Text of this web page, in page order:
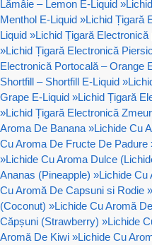
Lămâie – Lemon E-Liquid »
Menthol E-Liquid »Lichid Țigară
Liquid »Lichid Țigară
»Lichid Țigară Electronică
Electronică Portocală – Orange
Shortfill – Shortfill E-Liquid »
Grape E-Liquid »Lichid Țigară
»Lichid Țigară Electronică
Aroma De Banana »Lichide Cu
Cu Aroma De Fructe De Padure
»Lichide Cu Aroma Dulce
Ananas (Pineapple) »Lichide Cu
Cu Aromă De Capsuni si Rodie »
(Coconut) »Lichide Cu Aromă
Căpșuni (Strawberry) »Lichide
Aromă De Kiwi »Lichide Cu